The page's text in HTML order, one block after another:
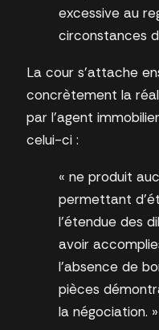
excessive au
circonstances
La cour s’attache
concrètement la
par l’agent
celui-ci :
« ne produit
permettant
l’étendue des
avoir
l’absence de
pièces
la négociation. »